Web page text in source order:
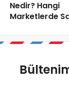
Nedir? Hangi
Marketlerde